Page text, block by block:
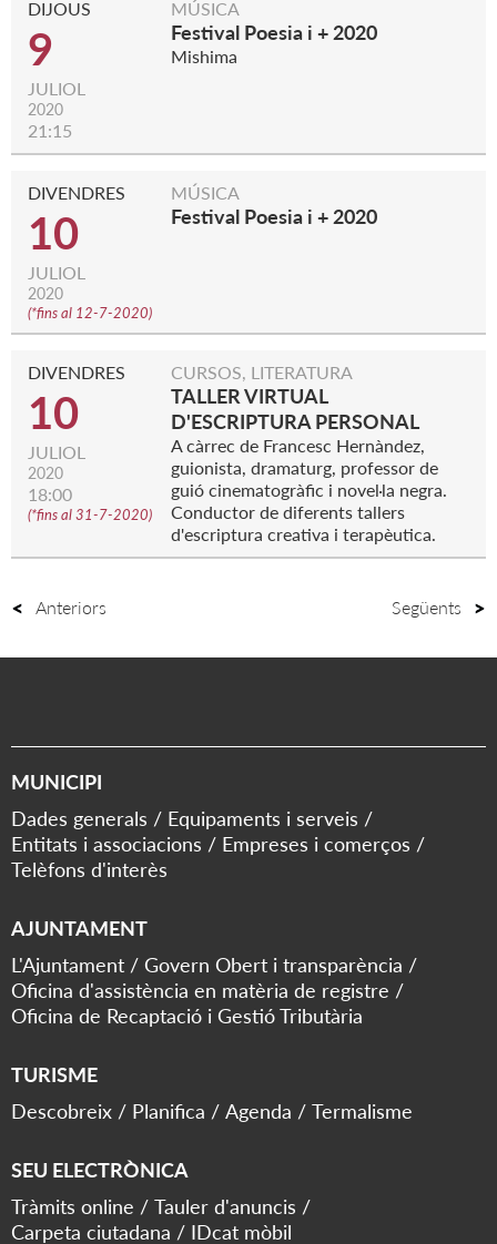
DIJOUS
9
JULIOL
2020
21:15
MÚSICA
Festival Poesia i + 2020
Mishima
DIVENDRES
10
JULIOL
2020
(*fins al 12-7-2020)
MÚSICA
Festival Poesia i + 2020
DIVENDRES
10
JULIOL
2020
18:00
(*fins al 31-7-2020)
CURSOS, LITERATURA
TALLER VIRTUAL
D'ESCRIPTURA PERSONAL
A càrrec de Francesc Hernàndez,
guionista, dramaturg, professor de
guió cinematogràfic i novel·la negra.
Conductor de diferents tallers
d'escriptura creativa i terapèutica.
Anteriors Següents
MUNICIPI
Dades generals
Equipaments i serveis
Entitats i associacions
Empreses i comerços
Telèfons d'interès
AJUNTAMENT
L'Ajuntament
Govern Obert i transparència
Oficina d'assistència en matèria de registre
Oficina de Recaptació i Gestió Tributària
TURISME
Descobreix
Planifica Agenda Termalisme
SEU ELECTRÒNICA
Tràmits online
Tauler d'anuncis
Carpeta ciutadana
IDcat mòbil